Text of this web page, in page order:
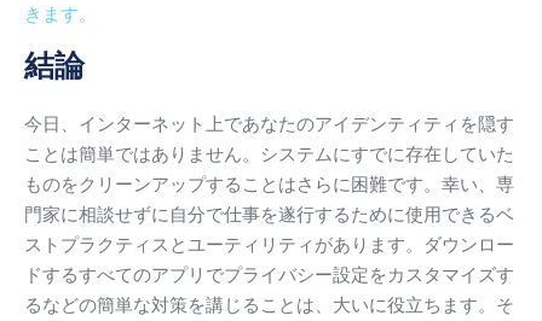
きます。
結論
今日、インターネット上であなたのアイデンティティを隠す
ことは簡単ではありません。
システムにすでに存在していた
ものをクリーンアップすることはさらに困難です。 幸い、専
門家に相談せずに自分で仕事を遂行するために使用できるベ
ストプラクティスとユーティリティがあります。
ダウンロー
ドするすべてのアプリでプライバシー設定をカスタマイズす
るなどの簡単な対策を講じることは、大いに役立ちます。 そ